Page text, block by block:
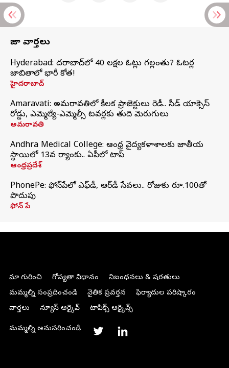
తాజా వార్తలు
Hyderabad: హైదరాబాద్‌లో 40 లక్షల ఓట్లు గల్లంతు? ఓటర్ల
జాబితాలో భారీ కోత!
హైదరాబాద్
Amaravati: అమరావతిలో కీలక ప్రాజెక్టులు రెడీ.. సీడ్‌ యాక్సెస్‌
రోడ్డు, ఎమ్మెల్యే-ఎమ్మెల్సీ టవర్లకు తుది మెరుగులు
అమరావతి
Andhra Medical College: ఆంధ్ర వైద్యకళాశాలకు జాతీయ
స్థాయిలో 13వ ర్యాంకు.. ఏపీలో టాప్
ఆంధ్రప్రదేశ్
PhonePe: ఫోన్‌పేలో ఎఫ్‌డీ, ఆర్‌డీ సేవలు.. రోజుకు రూ.100తో
పొదుపు
ఫోన్‌ పే
మా గురించి గోప్యతా విధానం
నిబంధనలు & షరతులు
మమ్మల్ని సంప్రదించండి
నైతిక ప్రవర్తన
ఫిర్యాదుల పరిష్కారం
వార్తలు
న్యూస్ ఆర్కైవ్ టాపిక్స్ ఆర్కైవ్స్
మమ్మల్ని అనుసరించండి